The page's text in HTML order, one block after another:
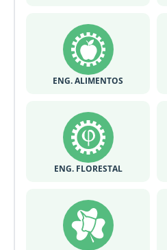
ENG. ALIMENTOS
ENG. FLORESTAL